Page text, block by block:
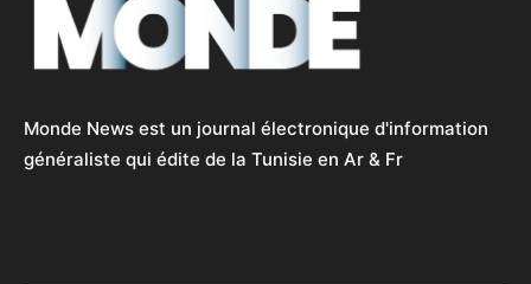
Monde News est un journal électronique d'information
généraliste qui édite de la Tunisie en Ar & Fr